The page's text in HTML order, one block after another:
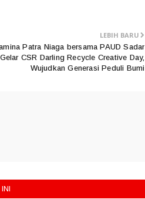
LEBIH BARU
Patra Niaga bersama PAUD Sadar
CSR Darling Recycle Creative Day,
Wujudkan Generasi Peduli Bumi